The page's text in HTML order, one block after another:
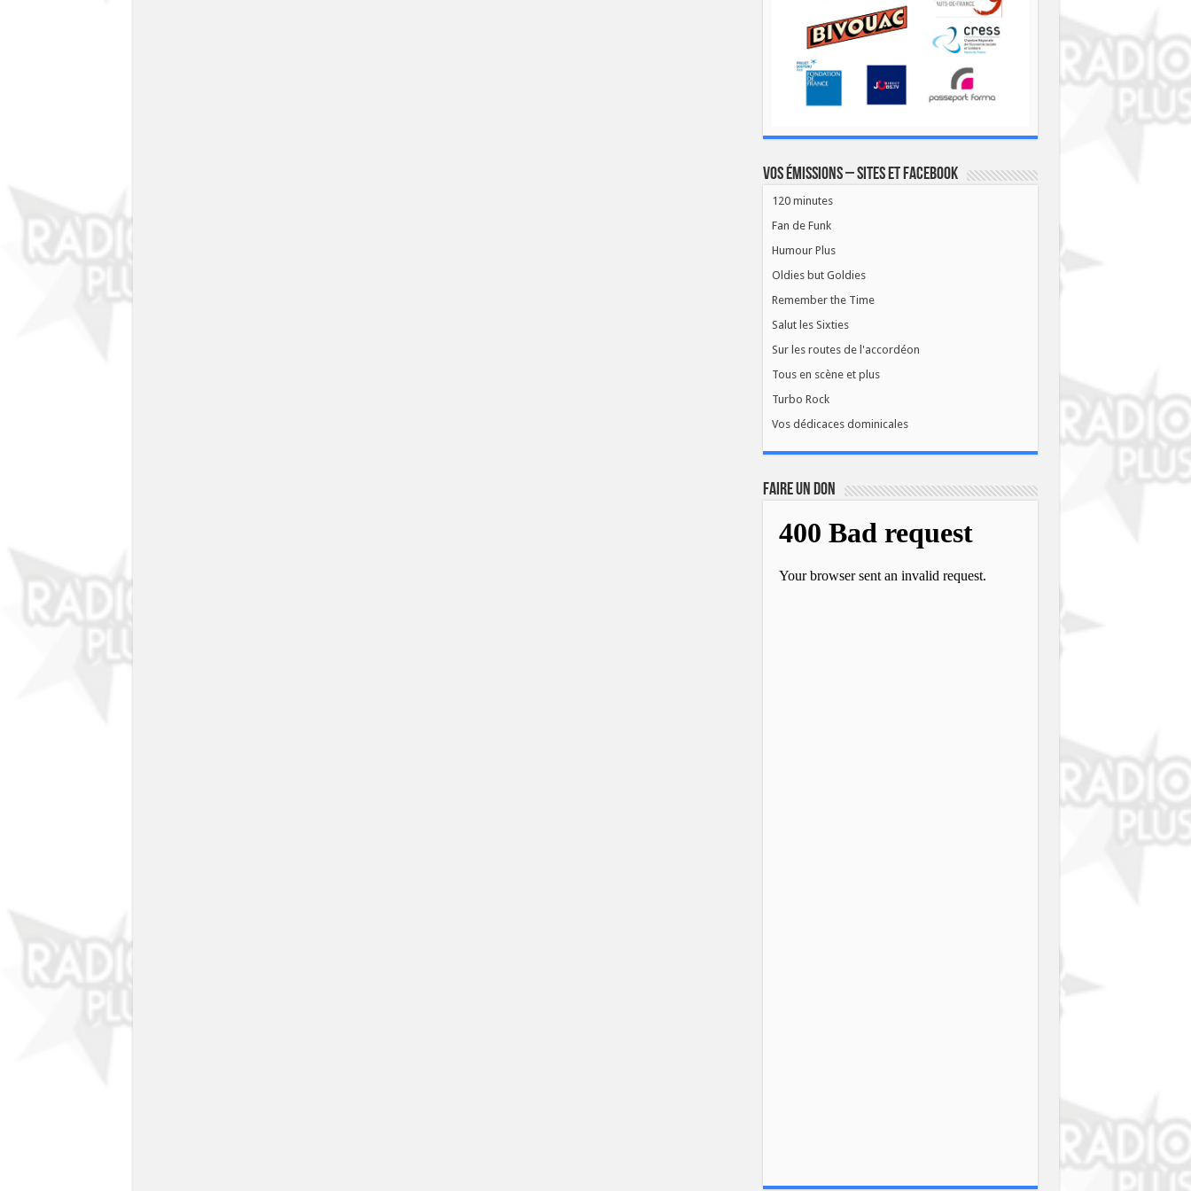
Vos émissions – Sites et Facebook
120 minutes
Fan de Funk
Humour Plus
Oldies but Goldies
Remember the Time
Salut les Sixties
Sur les routes de l'accordéon
Tous en scène et plus
Turbo Rock
Vos dédicaces dominicales
FAIRE UN DON